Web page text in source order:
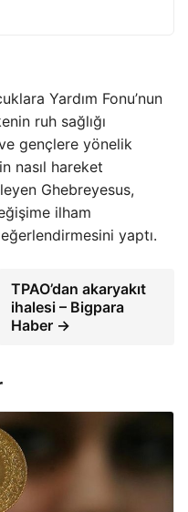
Yardım Fonu’nun
ruh sağlığı
gençlere yönelik
nasıl hareket
Ghebreyesus,
ilham
yaptı.
TPAO’dan akaryakıt
ihalesi – Bigpara
Haber →